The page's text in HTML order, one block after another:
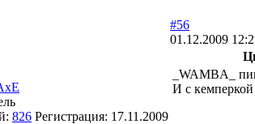
826 Регистрация: 17.11.2009
#56
01.12.2009
_WAMBA_
И с